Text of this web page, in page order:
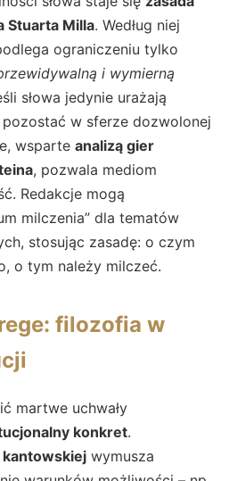
Stuarta Milla. Według niej
ograniczeniu tylko
i wymierną
słowa jedynie urażają
w sferze dozwolonej
wsparte analizą gier
, pozwala mediom
Redakcje mogą
milczenia” dla tematów
stosując zasadę: o czym
o tym należy milczeć.
filozofia w
martwe uchwały
konkret.
wymusza